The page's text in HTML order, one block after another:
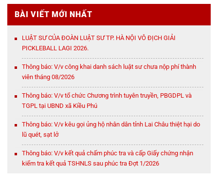
BÀI VIẾT MỚI NHẤT
LUẬT SƯ CỦA ĐOÀN LUẬT SƯ TP. HÀ NỘI VÔ ĐỊCH GIẢI
PICKLEBALL LAGI 2026.
Thông báo: V/v công khai danh sách luật sư chưa nộp phí thành
viên tháng 08/2026
Thông báo: V/v tổ chức Chương trình tuyên truyền, PBGDPL và
TGPL tại UBND xã Kiều Phú
Thông báo: V/v kêu gọi ủng hộ nhân dân tỉnh Lai Châu thiệt hại do
lũ quét, sạt lở
Thông báo: V/v kết quả chấm phúc tra và cấp Giấy chứng nhận
kiểm tra kết quả TSHNLS sau phúc tra Đợt 1/2026